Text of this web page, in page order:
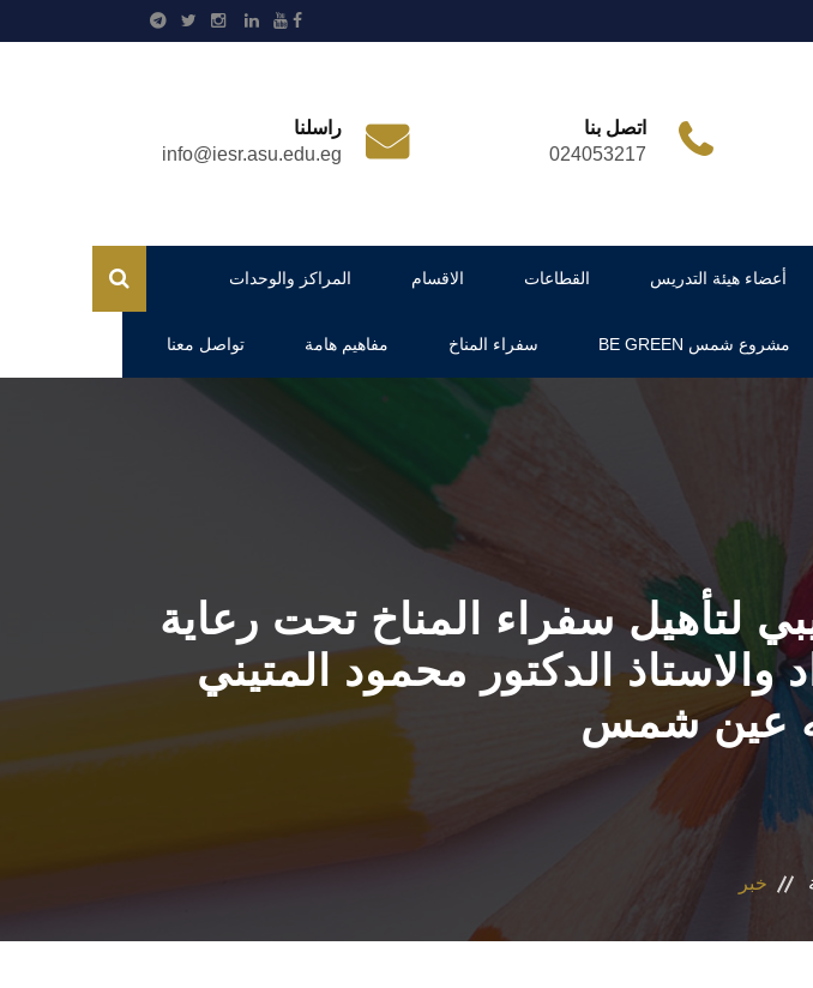
اتصل بنا
024053217
راسلنا
info@iesr.asu.edu.eg
أعضاء هيئة التدريس القطاعات الاقسام المراكز والوحدات
مشروع شمس BE GREEN سفراء المناخ مفاهيم هامة تواصل معنا
لتأهيل سفراء المناخ تحت رعاية
والاستاذ الدكتور محمود المتيني
عين شمس
خبر